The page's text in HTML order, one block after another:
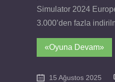
Simulator 2024
3.000’den fazla
«Oyuna Devam»
15 Ağustos 2025